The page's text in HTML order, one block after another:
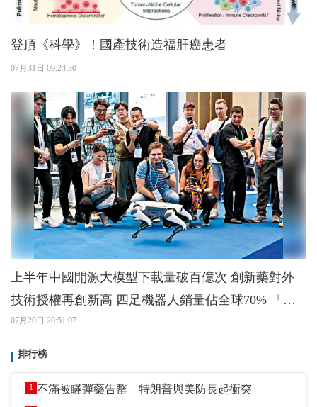
登頂《科學》！國產技術造福肝癌患者
07月31日 09:24:30
上半年中國開源大模型下載量破百億次 創新藥對外
技術授權再創新高 四足機器人銷量佔全球70% 「新
新三樣」將成外貿支柱
07月20日 20:51:07
排行榜
1 不滿被瞞彈藥告罄 特朗普與美防長起衝突